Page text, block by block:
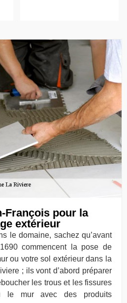
François pour la
extérieur
le domaine, sachez qu’avant
commencent la pose de
ou votre sol extérieur dans la
; ils vont d’abord préparer
les trous et les fissures
mur avec des produits